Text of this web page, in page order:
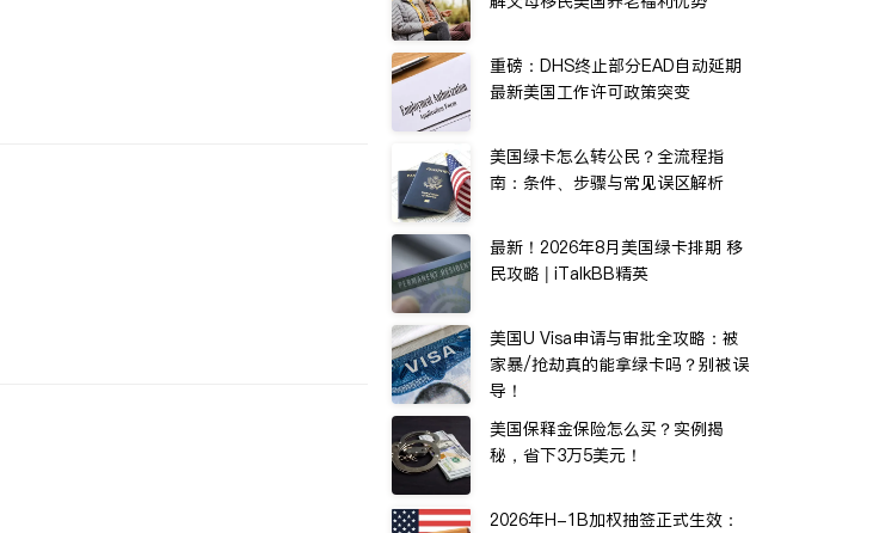
重磅：DHS终止部分EAD自动延期
最新美国工作许可政策突变
美国绿卡怎么转公民？全流程指
南：条件、步骤与常见误区解析
最新！2026年8月美国绿卡排期 移
民攻略 | iTalkBB精英
美国U Visa申请与审批全攻略：被
家暴/抢劫真的能拿绿卡吗？别被误
导！
美国保释金保险怎么买？实例揭
秘，省下3万5美元！
2026年H-1B加权抽签正式生效：